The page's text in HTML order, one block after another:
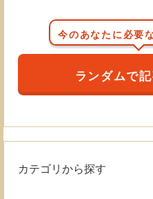
今のあなたに必要
ランダムで
カテゴリから探す